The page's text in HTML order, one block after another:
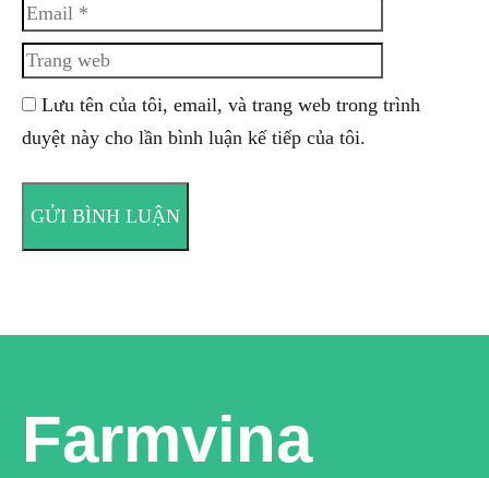
web
Lưu tên của tôi, email, và trang web trong trình
duyệt này cho lần bình luận kế tiếp của tôi.
Farmvina